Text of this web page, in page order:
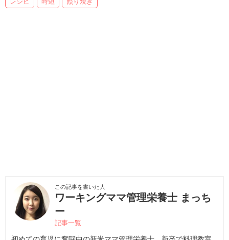
この記事を書いた人
ワーキングママ管理栄養士 まっち
ー
記事一覧